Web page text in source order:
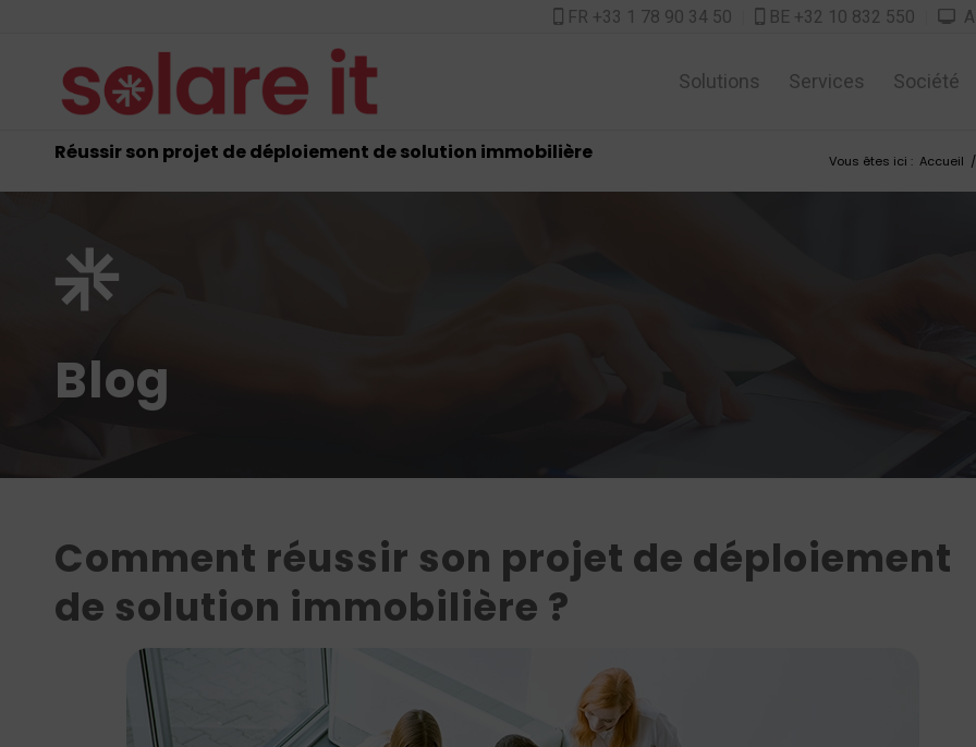
FR +33 1 78 90 34 50 BE +32 10 832 550 
Solutions Services Société
Réussir son projet de déploiement de solution immobilière Vous êtes ici : Accueil /
Blog
Comment réussir son projet de déploiement
de solution immobilière ?